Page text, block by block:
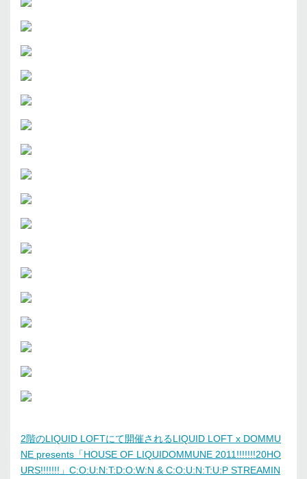
2階のLIQUID LOFTにて開催されるLIQUID LOFT x DOMMU
NE presents「HOUSE OF LIQUIDOMMUNE 2011!!!!!!!20HO
URS!!!!!!!」C:O:U:N:T:D:O:W:N & C:O:U:N:T:U:P STREAMIN